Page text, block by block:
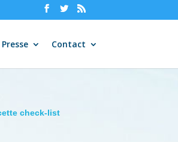
Presse Contact
check-list